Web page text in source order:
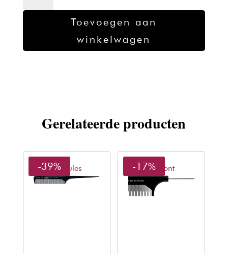
Toevoegen aan
winkelwagen
Gerelateerde producten
Hercules
-39% Dupont
-17%